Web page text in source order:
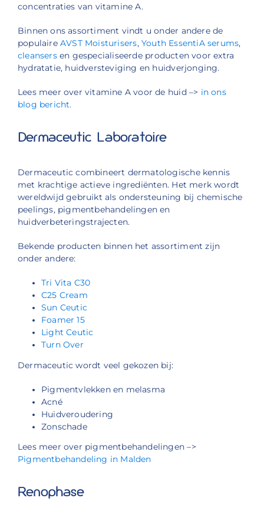
concentraties van vitamine A.
Binnen ons assortiment vindt u onder andere de
populaireAVST Moisturisers, Youth EssentiA serums,
cleansersen gespecialiseerde producten voor extra
hydratatie, huidversteviging en huidverjonging.
Lees meer over vitamine A voor de huid –> in ons
blog bericht.
Dermaceutic Laboratoire
Dermaceutic combineert dermatologische kennis
met krachtige actieve ingrediënten. Het merk wordt
wereldwijd gebruikt als ondersteuning bij chemische
peelings, pigmentbehandelingen en
huidverbeteringstrajecten.
Bekende producten binnen het assortiment zijn
onder andere:
Tri Vita C30
C25 Cream
Sun Ceutic
Foamer 15
Light Ceutic
Turn Over
Dermaceutic wordt veel gekozen bij:
Pigmentvlekken en melasma
Acné
Huidveroudering
Zonschade
Lees meer over pigmentbehandelingen –>
Pigmentbehandeling in Malden
Renophase